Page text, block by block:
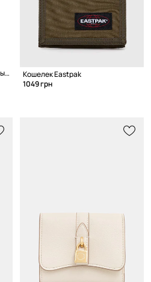
Secrid ORIGINAL кошелек кожаный
Кошелек Eastpak
1049 грн